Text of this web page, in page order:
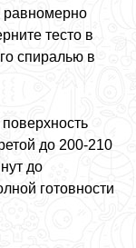
равномерно
тесто в
спиралью в
до 200-210
до
готовности